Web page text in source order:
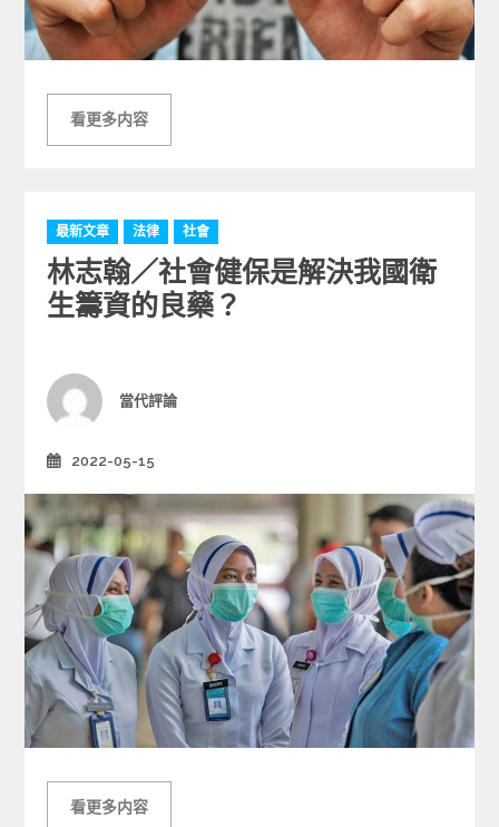
看更多内容
C
a
t
e
g
i
e
最新文章 法律 社會
林志翰／社會健保是解決我國衛
生籌資的良藥？
Author
當代評論
2022-05-15
看更多内容